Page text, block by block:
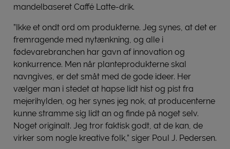
mandelbaseret Caffé Latte-drik.
”Ikke et ondt ord om produkterne. Jeg synes, at det er
fremragende med nytænkning, og alle i
fødevarebranchen har gavn af innovation og
konkurrence. Men når planteprodukterne skal
navngives, er det småt med de gode ideer. Her
vælger man i stedet at hapse lidt hist og pist fra
mejerihylden, og her synes jeg nok, at producenterne
kunne stramme sig lidt an og finde på noget selv.
Noget originalt. Jeg tror faktisk godt, at de kan, de
virker som nogle kreative folk,” siger Poul J. Pedersen.